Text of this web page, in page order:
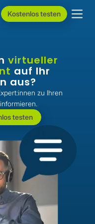
Kostenlos testen
virtueller
auf Ihr
aus?
zu Ihren
testen